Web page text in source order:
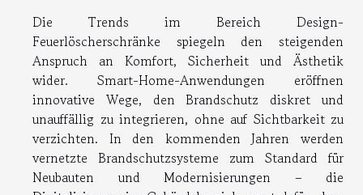
Die Trends im Bereich Design-
Feuerlöscherschränke spiegeln den steigenden
Anspruch an Komfort, Sicherheit und Ästhetik
wider. Smart-Home-Anwendungen eröffnen
innovative Wege, den Brandschutz diskret und
unauffällig zu integrieren, ohne auf Sichtbarkeit zu
verzichten. In den kommenden Jahren werden
vernetzte Brandschutzsysteme zum Standard für
Neubauten und Modernisierungen – die